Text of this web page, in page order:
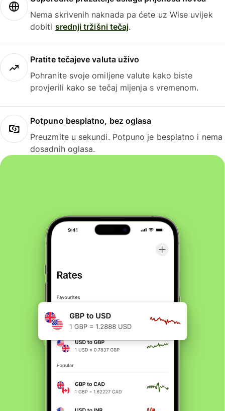
Nema skrivenih naknada pa ćete uz Wise uvijek
dobiti srednji tržišni tečaj.
Pratite tečajeve valuta uživo
Pohranite svoje omiljene valute kako biste
provjerili kako se tečaj mijenja s vremenom.
Potpuno besplatno, bez oglasa
Preuzmite u sekundi. Potpuno je besplatno i nema
dosadnih oglasa.